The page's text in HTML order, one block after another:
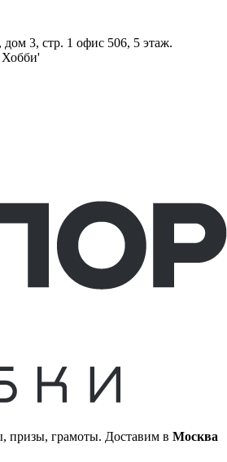
3, стр. 1 офис 506, 5 этаж.
Хобби'
призы, грамоты. Доставим в Москва